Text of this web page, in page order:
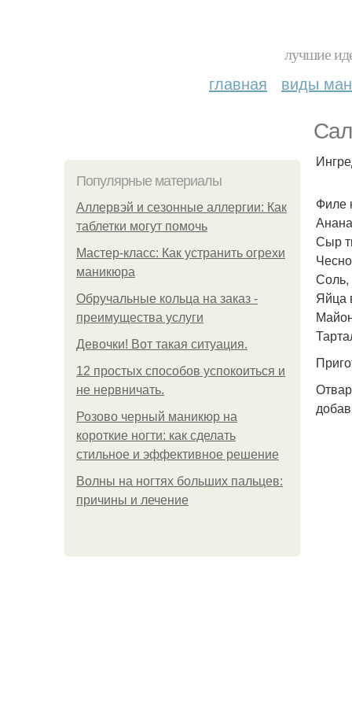
лучшие
главная виды
Популярные материалы
Аллервэй и сезонные аллергии: Как
таблетки могут помочь
Мастер-класс: Как устранить огрехи
маникюра
Обручальные кольца на заказ -
преимущества услуги
Девочки! Вот такая ситуация.
12 простых способов успокоиться и
не нервничать.
Розово черный маникюр на
короткие ногти: как сделать
стильное и эффективное решение
Волны на ногтях больших пальцев:
причины и лечение
Филе
Сыр
Соль,
Яйца